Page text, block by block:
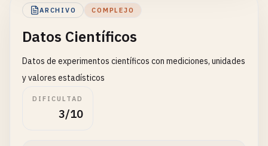
ARCHIVO COMPLEJO
Datos Científicos
Datos de experimentos científicos con mediciones, unidades
y valores estadísticos
DIFICULTAD
3/10